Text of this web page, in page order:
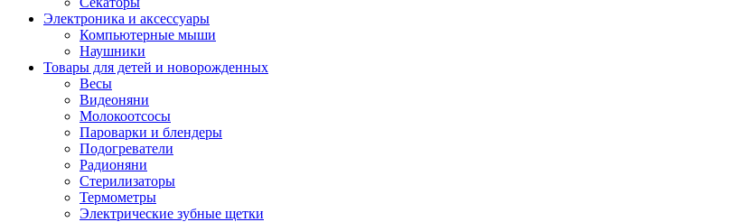
Электроника и аксессуары
Компьютерные мыши
Наушники
Товары для детей и новорожденных
Весы
Видеоняни
Молокоотсосы
Пароварки и блендеры
Подогреватели
Радионяни
Стерилизаторы
Термометры
Электрические зубные щетки